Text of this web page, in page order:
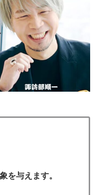
を与えます。